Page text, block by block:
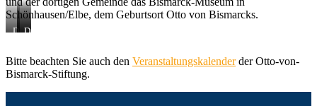
Schönhausen/Elbe, dem Geburtsort Otto von Bismarcks.
Das
in
Schönhausen,
Der
Friedrichsruh
Das
in
Friedrichsruh
Bitte beachten Sie auch den Veranstaltungskalenderder Otto-von-
Bismarck-Stiftung.